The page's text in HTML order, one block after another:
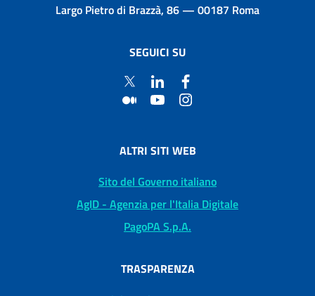
Largo Pietro di Brazzà, 86 — 00187 Roma
SEGUICI SU
ALTRI SITI WEB
Sito del Governo italiano
AgID - Agenzia per l'Italia Digitale
PagoPA S.p.A.
TRASPARENZA